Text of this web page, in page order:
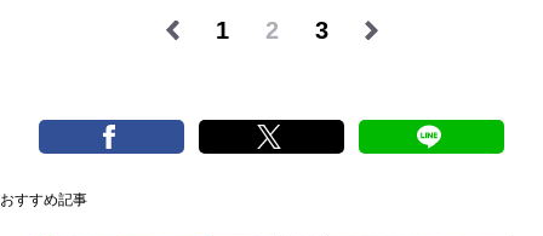
1 2 3
おすすめ記事